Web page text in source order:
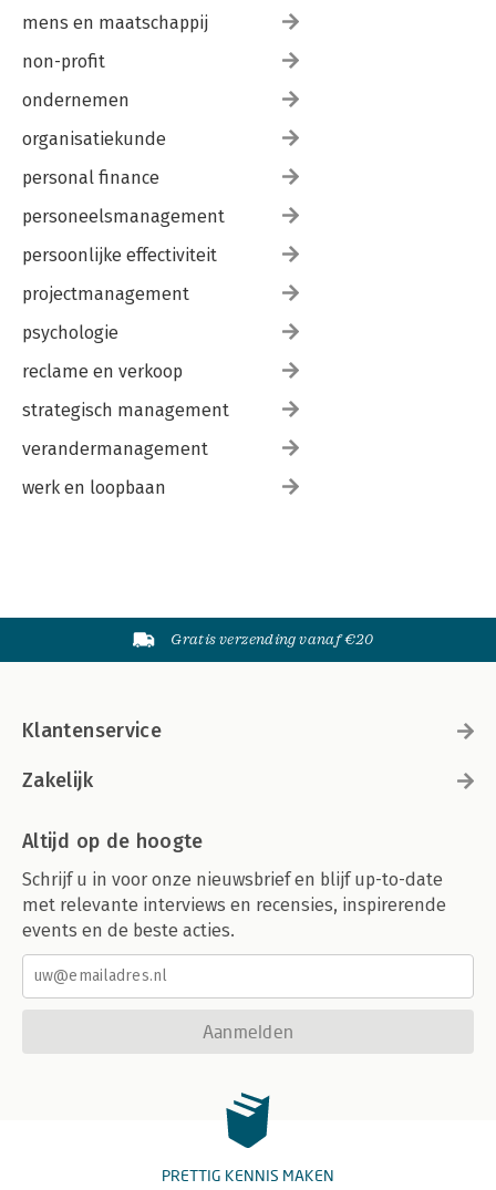
mens en maatschappij
non-profit
ondernemen
organisatiekunde
personal finance
personeelsmanagement
persoonlijke effectiviteit
projectmanagement
psychologie
reclame en verkoop
strategisch management
verandermanagement
werk en loopbaan
Gratis verzending vanaf €20
Klantenservice
Zakelijk
Altijd op de hoogte
Schrijf u in voor onze nieuwsbrief en blijf up-to-date
met relevante interviews en recensies, inspirerende
events en de beste acties.
Aanmelden
PRETTIG KENNIS MAKEN